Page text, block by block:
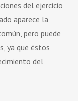
del ejercicio
aparece la
pero puede
ya que éstos
del